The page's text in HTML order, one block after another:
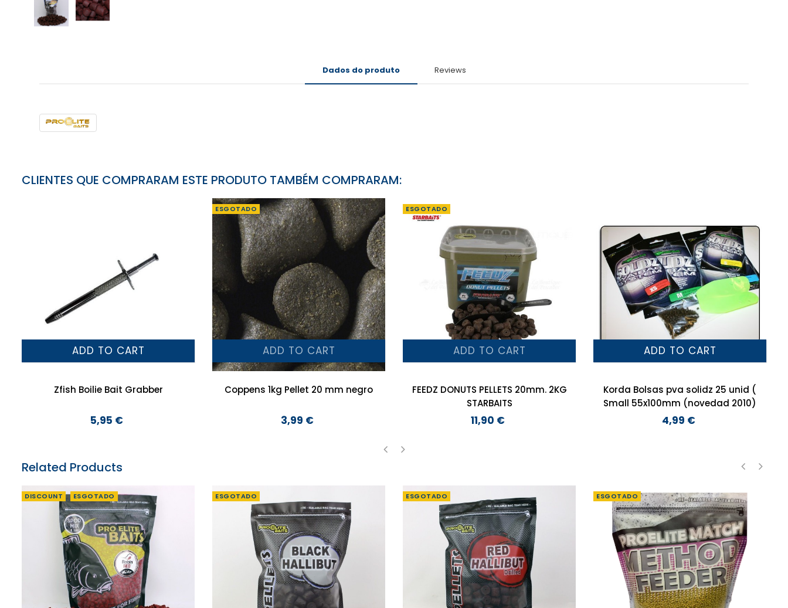
Dados do produto Reviews
CLIENTES QUE COMPRARAM ESTE PRODUTO TAMBÉM COMPRARAM:
ADD TO CART
Zfish Boilie Bait Grabber
Preço
5,95 €
ESGOTADO
ADD TO CART
Coppens 1kg Pellet 20 mm negro
Preço
3,99 €
ESGOTADO
ADD TO CART
FEEDZ DONUTS PELLETS 20mm. 2KG
STARBAITS
Preço
11,90 €
ADD TO CART
Korda Bolsas pva solidz 25 unid (
Small 55x100mm (novedad 2010)
Preço
4,99 €
Related Products
DISCOUNT ESGOTADO ESGOTADO ESGOTADO ESGOTADO